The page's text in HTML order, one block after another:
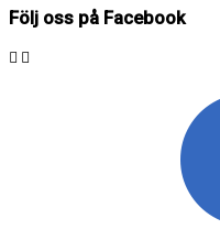
Följ oss på Facebook